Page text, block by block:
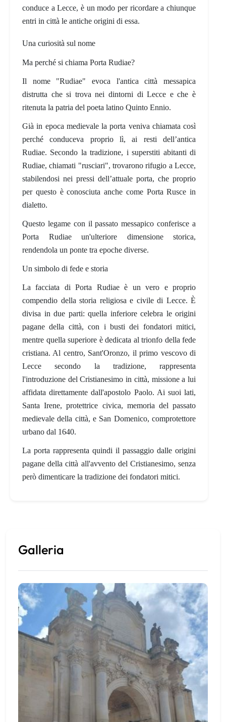
conduce a Lecce, è un modo per ricordare a chiunque
entri in città le antiche origini di essa.
Una curiosità sul nome
Ma perché si chiama Porta Rudiae?
Il nome "Rudiae" evoca l'antica città messapica
distrutta che si trova nei dintorni di Lecce e che è
ritenuta la patria del poeta latino Quinto Ennio.
Già in epoca medievale la porta veniva chiamata così
perché conduceva proprio lì, ai resti dell’antica
Rudiae. Secondo la tradizione, i superstiti abitanti di
Rudiae, chiamati "rusciari", trovarono rifugio a Lecce,
stabilendosi nei pressi dell’attuale porta, che proprio
per questo è conosciuta anche come Porta Rusce in
dialetto.
Questo legame con il passato messapico conferisce a
Porta Rudiae un'ulteriore dimensione storica,
rendendola un ponte tra epoche diverse.
Un simbolo di fede e storia
La facciata di Porta Rudiae è un vero e proprio
compendio della storia religiosa e civile di Lecce. È
divisa in due parti: quella inferiore celebra le origini
pagane della città, con i busti dei fondatori mitici,
mentre quella superiore è dedicata al trionfo della fede
cristiana. Al centro, Sant'Oronzo, il primo vescovo di
Lecce secondo la tradizione, rappresenta
l'introduzione del Cristianesimo in città, missione a lui
affidata direttamente dall'apostolo Paolo. Ai suoi lati,
Santa Irene, protettrice civica, memoria del passato
medievale della città, e San Domenico, comprotettore
urbano dal 1640.
La porta rappresenta quindi il passaggio dalle origini
pagane della città all'avvento del Cristianesimo, senza
però dimenticare la tradizione dei fondatori mitici.
Galleria